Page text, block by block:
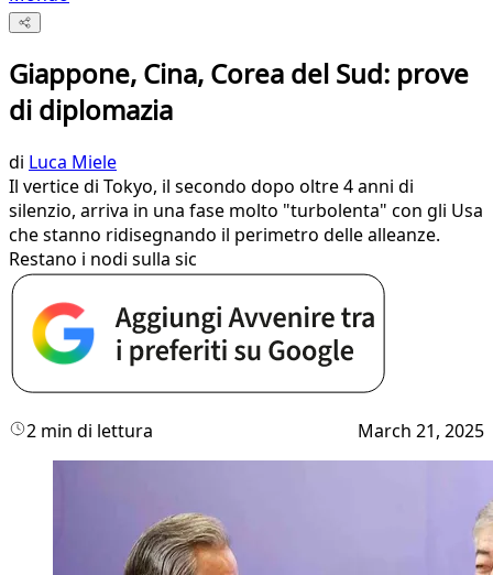
Giappone, Cina, Corea del Sud: prove
di diplomazia
di Luca Miele
Il vertice di Tokyo, il secondo dopo oltre 4 anni di
silenzio, arriva in una fase molto "turbolenta" con gli Usa
che stanno ridisegnando il perimetro delle alleanze.
Restano i nodi sulla sic
2 min di lettura March 21, 2025